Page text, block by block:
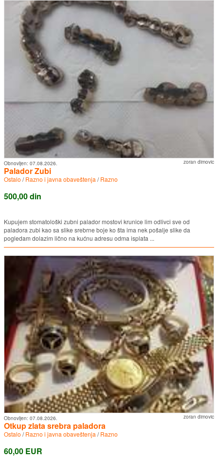
zoran dimovic
Obnovljen: 07.08.2026.
Palador Zubi
Ostalo /Razno i javna obaveštenja /Razno
500,00 din
Kupujem stomatološki zubni palador mostovi krunice lim odlivci sve od
paladora zubi kao sa slike srebrne boje ko šta ima nek pošalje slike da
pogledam dolazim lično na kućnu adresu odma isplata ...
zoran dimovic
Obnovljen: 07.08.2026.
Otkup zlata srebra paladora
Ostalo /Razno i javna obaveštenja /Razno
60,00 EUR